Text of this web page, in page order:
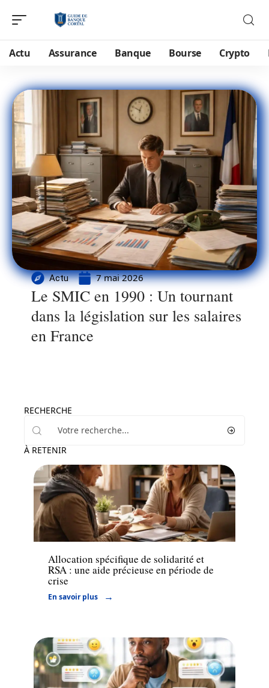
Actu Assurance Banque Bourse Crypto
Actu 7 mai 2026
Le SMIC en 1990 : Un tournant
dans la législation sur les salaires
en France
RECHERCHE
À RETENIR
Actu
Allocation spécifique de solidarité et
RSA : une aide précieuse en période de
crise
En savoir plus